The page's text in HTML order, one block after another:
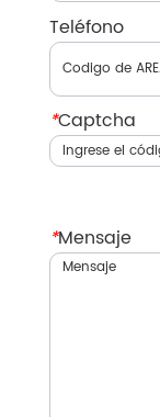
Teléfono
*Captcha
*Mensaje